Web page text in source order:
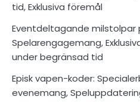
tid, Exklusiva föremål
Eventdeltagande milstolpar
Spelarengagemang,
under begränsad tid
Episk vapen-koder:
evenemang,